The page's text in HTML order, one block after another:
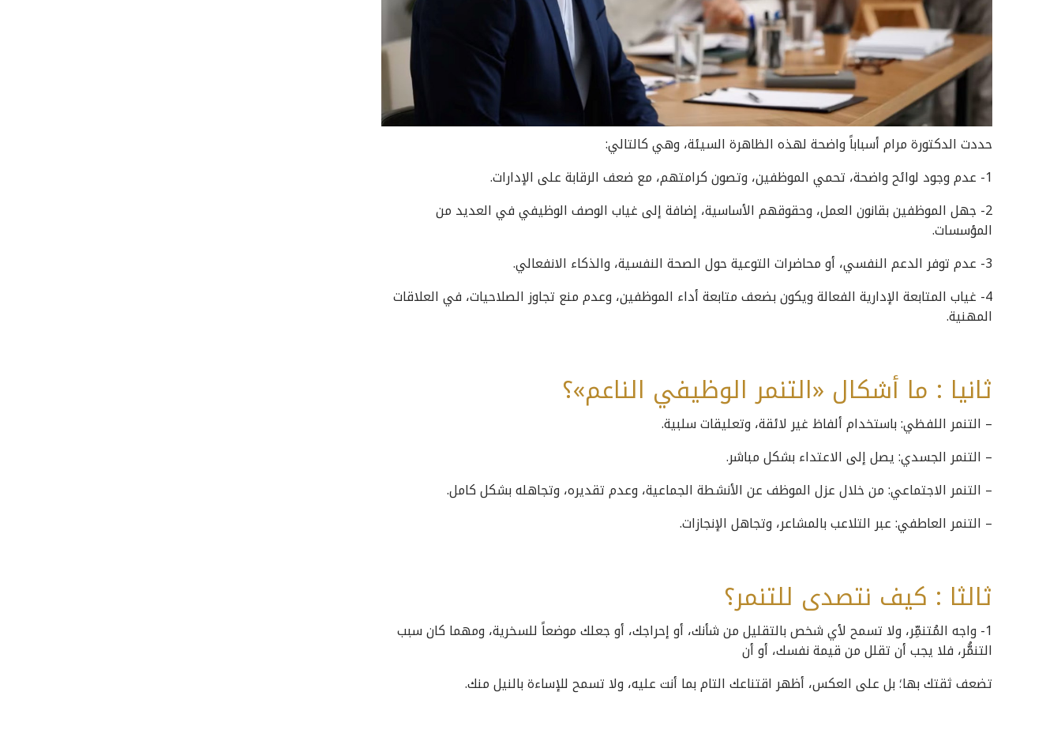
حددت الدكتورة مرام أسباباً واضحة لهذه الظاهرة السيئة، وهي كالتالي:
1- عدم وجود لوائح واضحة، تحمي الموظفين، وتصون كرامتهم، مع ضعف الرقابة على الإدارات.
2- جهل الموظفين بقانون العمل، وحقوقهم الأساسية، إضافة إلى غياب الوصف الوظيفي في العديد من
المؤسسات.
3- عدم توفر الدعم النفسي، أو محاضرات التوعية حول الصحة النفسية، والذكاء الانفعالي.
4- غياب المتابعة الإدارية الفعالة ويكون بضعف متابعة أداء الموظفين، وعدم منع تجاوز الصلاحيات، في العلاقات
المهنية.
ثانيا : ما أشكال «التنمر الوظيفي الناعم»؟
– التنمر اللفظي: باستخدام ألفاظ غير لائقة، وتعليقات سلبية.
– التنمر الجسدي: يصل إلى الاعتداء بشكل مباشر.
– التنمر الاجتماعي: من خلال عزل الموظف عن الأنشطة الجماعية، وعدم تقديره، وتجاهله بشكل كامل.
– التنمر العاطفي: عبر التلاعب بالمشاعر، وتجاهل الإنجازات.
ثالثا : كيف نتصدى للتنمر؟
1- واجه المُتنمِّر، ولا تسمح لأي شخص بالتقليل من شأنك، أو إحراجك، أو جعلك موضعاً للسخرية، ومهما كان سبب
التنمُّر، فلا يجب أن تقلل من قيمة نفسك، أو أن
تضعف ثقتك بها؛ بل على العكس، أظهر اقتناعك التام بما أنت عليه، ولا تسمح للإساءة بالنيل منك.